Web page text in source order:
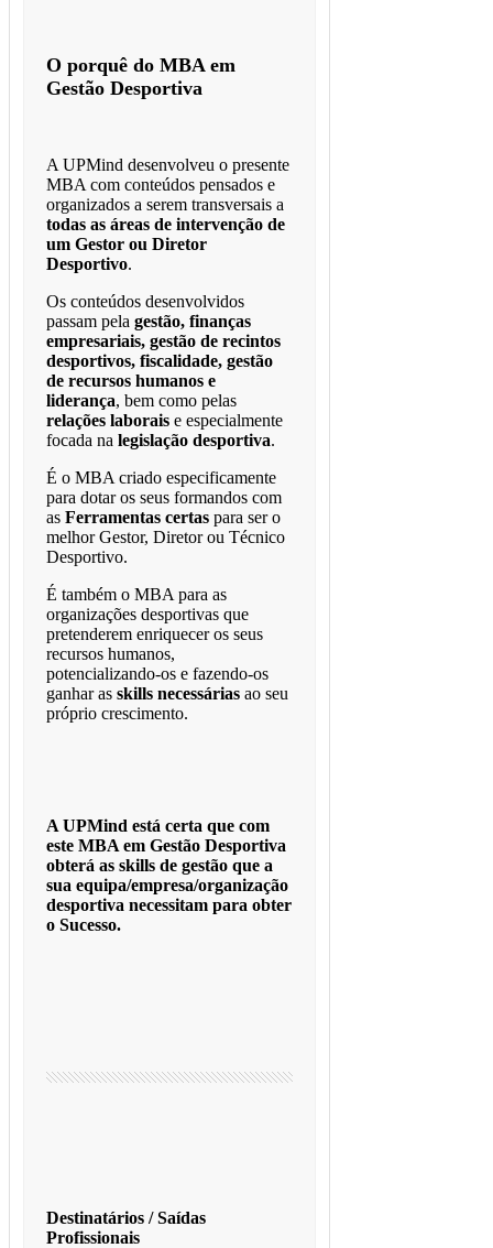
O porquê do MBA em
Gestão Desportiva
A UPMind desenvolveu o presente
MBA com conteúdos pensados e
organizados a serem transversais a
todas as áreas de intervenção de
um Gestor ou Diretor
Desportivo.
Os conteúdos desenvolvidos
passam pela gestão, finanças
empresariais, gestão de recintos
desportivos, fiscalidade, gestão
de recursos humanos e
liderança, bem como pelas
relações laboraise especialmente
focada nalegislação desportiva.
É o MBA criado especificamente
para dotar os seus formandos com
as Ferramentas certaspara ser o
melhor Gestor, Diretor ou Técnico
Desportivo.
É também o MBA para as
organizações desportivas que
pretenderem enriquecer os seus
recursos humanos,
potencializando-os e fazendo-os
ganhar as skills necessáriasao seu
próprio crescimento.
A UPMind está certa que com
este MBA em Gestão Desportiva
obterá as skills de gestão que a
sua equipa/empresa/organização
desportiva necessitam para obter
o Sucesso.
Destinatários / Saídas
Profissionais